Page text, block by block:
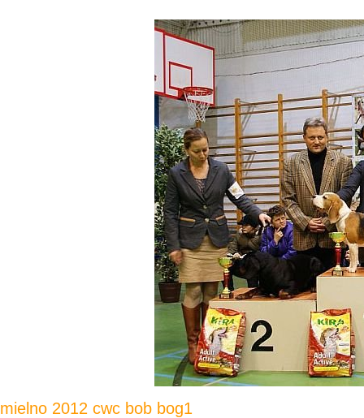
mielno 2012 cwc bob bog1